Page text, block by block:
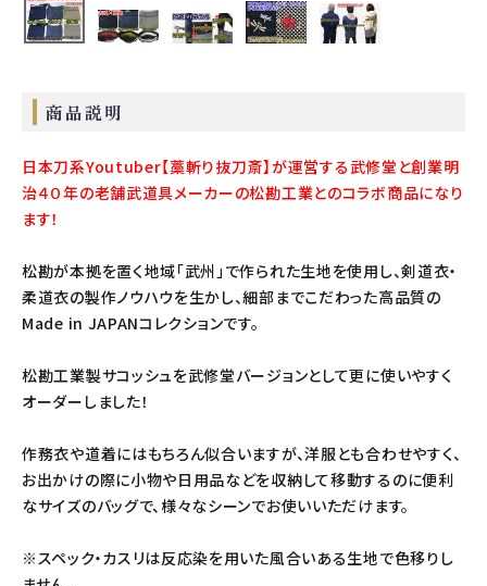
商品説明
日本刀系Youtuber【藁斬り抜刀斎】が運営する武修堂と創業明
治４０年の老舗武道具メーカーの松勘工業とのコラボ商品になり
ます！
松勘が本拠を置く地域「武州」で作られた生地を使用し、剣道衣・
柔道衣の製作ノウハウを生かし、細部までこだわった高品質の
Made in JAPANコレクションです。
松勘工業製サコッシュを武修堂バージョンとして更に使いやすく
オーダーしました！
作務衣や道着にはもちろん似合いますが、洋服とも合わせやすく、
お出かけの際に小物や日用品などを収納して移動するのに便利
なサイズのバッグで、様々なシーンでお使いいただけます。
※スペック・カスリは反応染を用いた風合いある生地で色移りし